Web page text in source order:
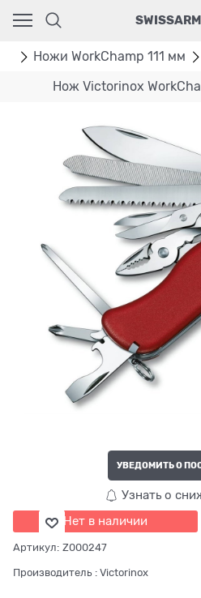
Ножи WorkChamp 111 мм
Нож Victorinox
УВЕДОМИТЬ О
Узнать о
Нет в наличии
Артикул: Z000247
Производитель : Victorinox
Ваш город - Москва,
угадали?
ДА НЕТ